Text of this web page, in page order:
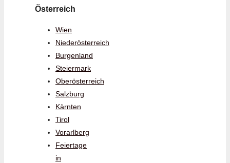
Österreich
Wien
Niederösterreich
Burgenland
Steiermark
Oberösterreich
Salzburg
Kärnten
Tirol
Vorarlberg
Feiertage
in